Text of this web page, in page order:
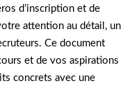
d’inscription et de
attention au détail, un
Ce document
et de vos aspirations
concrets avec une